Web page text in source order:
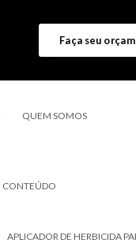
Faça seu
QUEM SOMOS
CONTEÚDO
APLICADOR DE HERBICIDA